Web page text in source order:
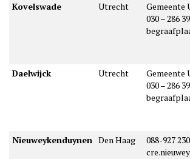
Kovelswade
Utrecht
Gemeente
030 – 286
Daelwijck Utrecht
Gemeente
030 – 286
Nieuweykenduynen Den Haag
088-927